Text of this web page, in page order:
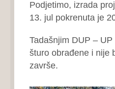
Podjetimo, izrada
13. jul pokrenuta je
Tadašnjim DUP –
šturo obrađene i nije
završe.